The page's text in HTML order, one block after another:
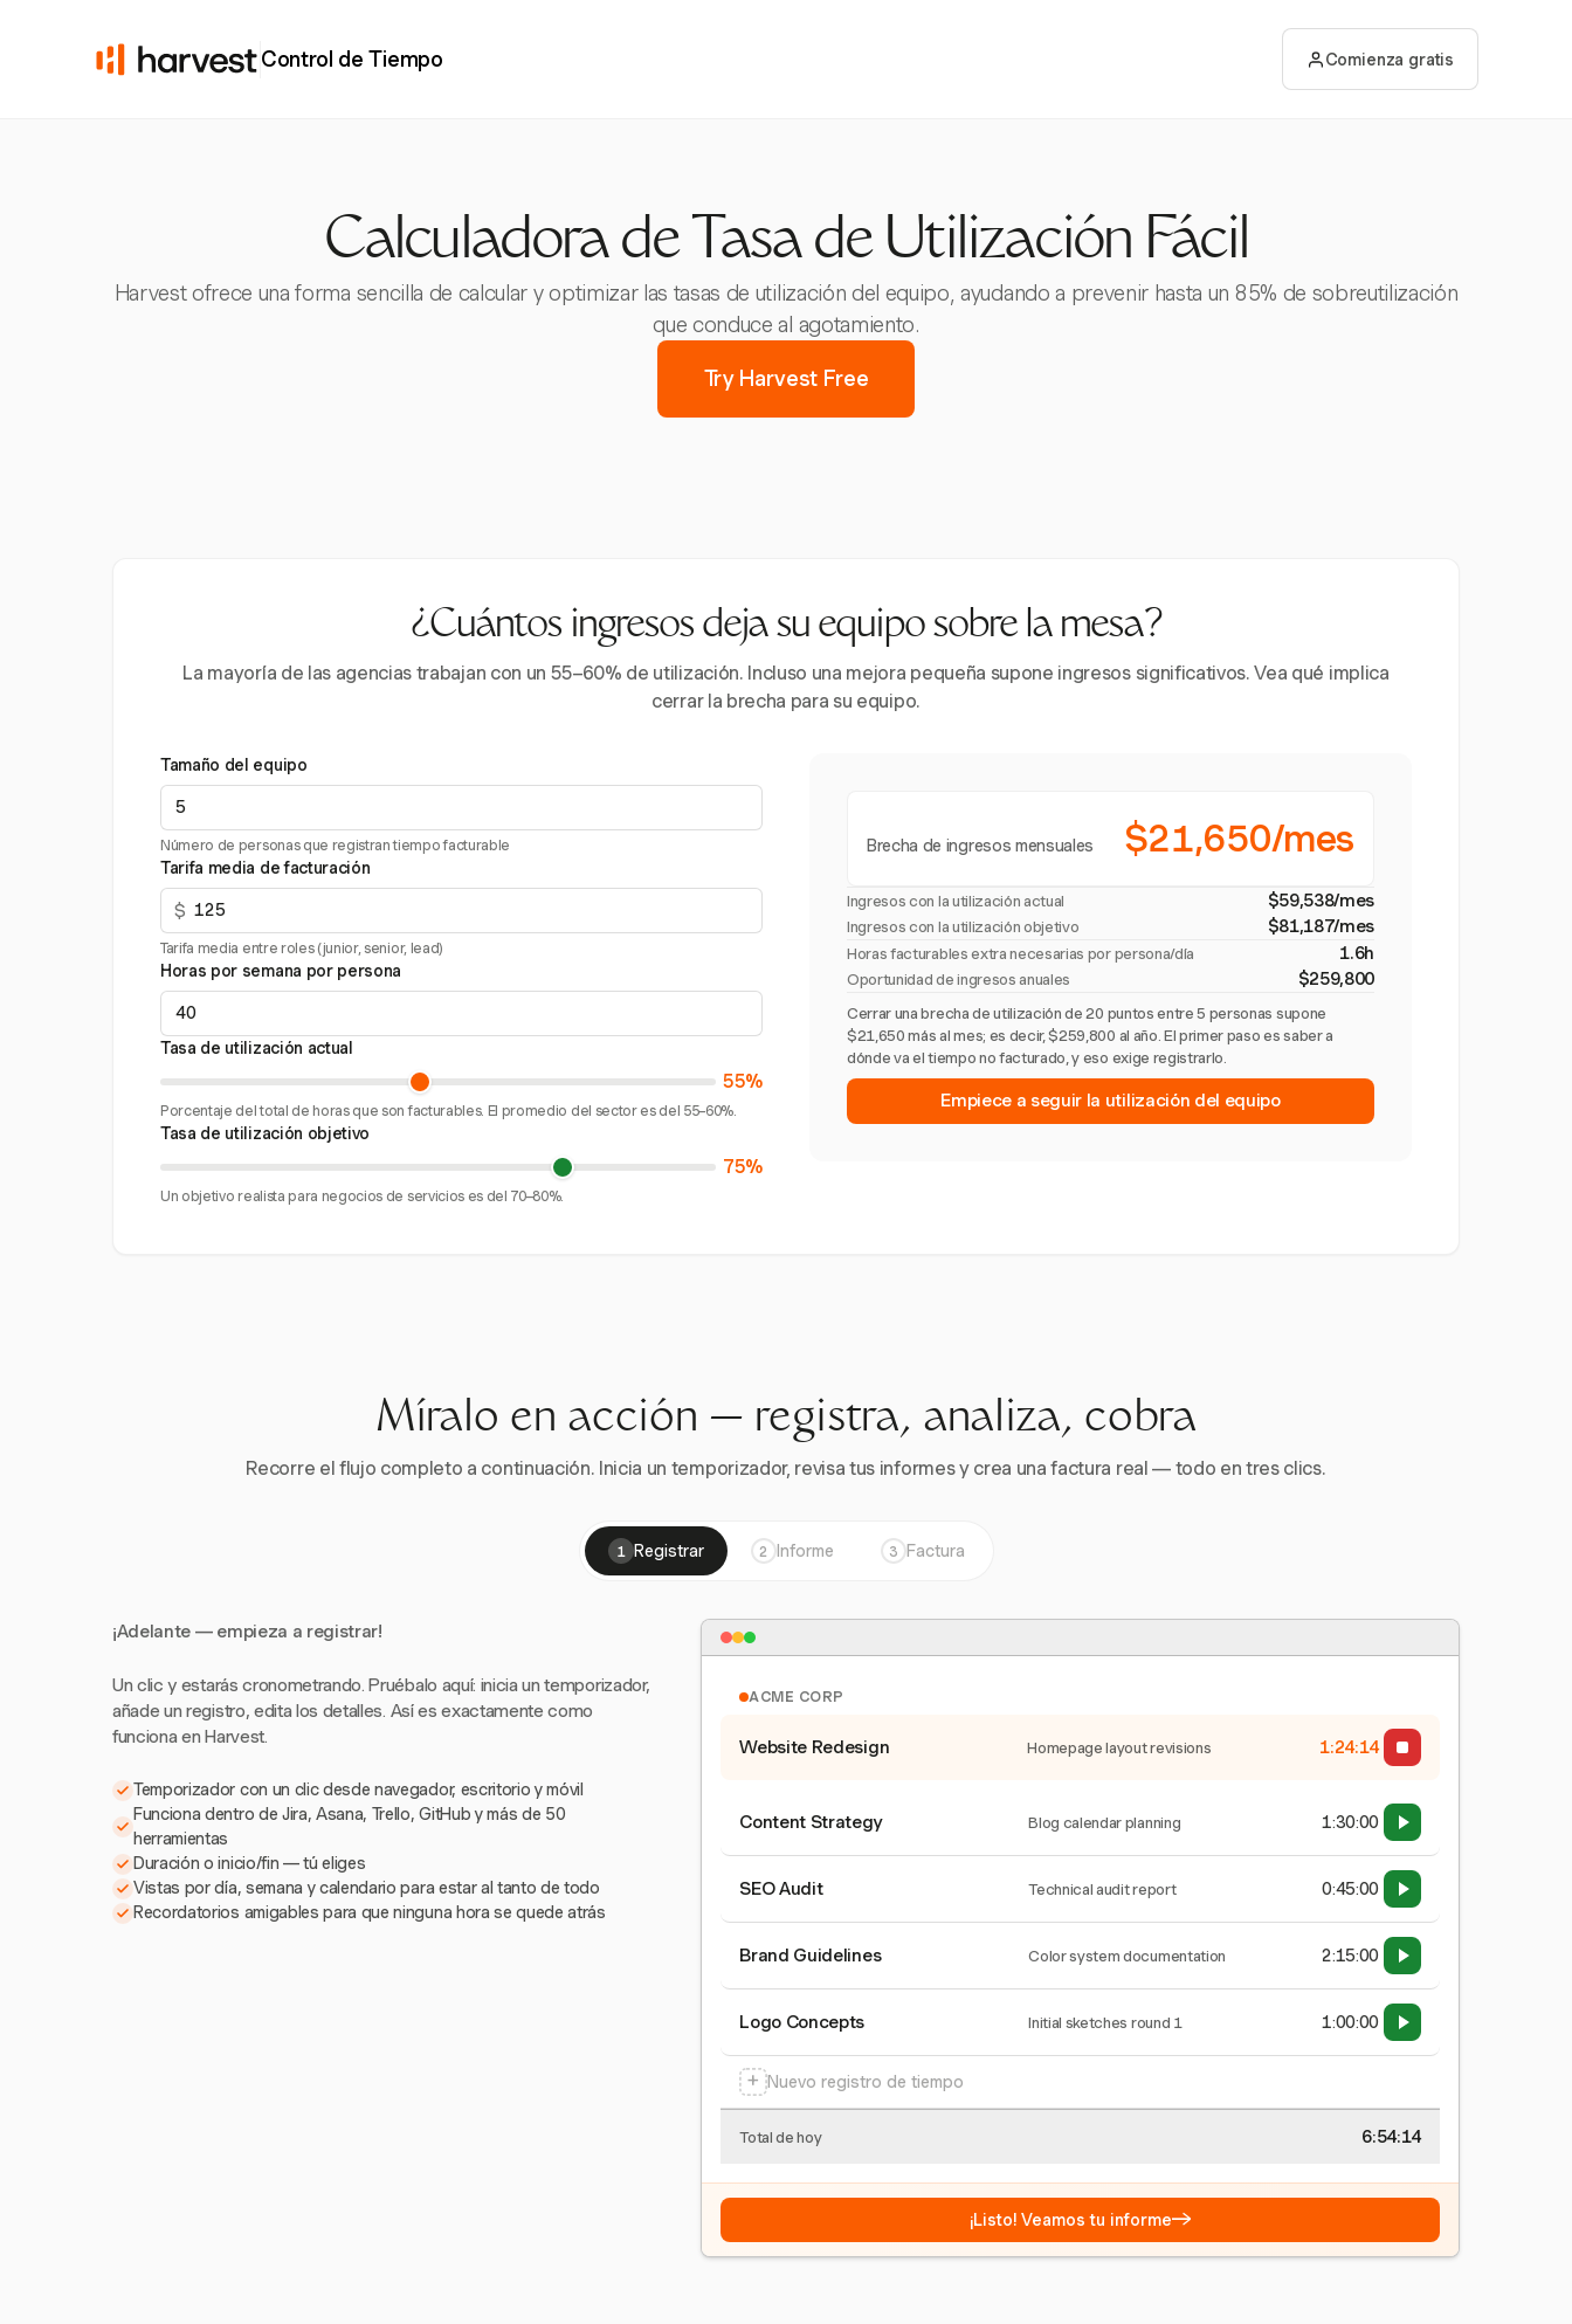
Control de Tiempo Comienza gratis
Calculadora de Tasa de Utilización Fácil
Harvest ofrece una forma sencilla de calcular y optimizar las tasas de utilización del equipo, ayudando a prevenir hasta un 85% de sobreutilización
que conduce al agotamiento.
Try Harvest Free
¿Cuántos ingresos deja su equipo sobre la mesa?
La mayoría de las agencias trabajan con un 55–60% de utilización. Incluso una mejora pequeña supone ingresos significativos. Vea qué implica
cerrar la brecha para su equipo.
Tamaño del equipo
Número de personas que registran tiempo facturable
Tarifa media de facturación
$
Tarifa media entre roles (junior, senior, lead)
Horas por semana por persona
Tasa de utilización actual
55%
Porcentaje del total de horas que son facturables. El promedio del sector es del 55–60%.
Tasa de utilización objetivo
75%
Un objetivo realista para negocios de servicios es del 70–80%.
Brecha de ingresos mensuales $21,650/mes
Ingresos con la utilización actual $59,538/mes
Ingresos con la utilización objetivo $81,187/mes
Horas facturables extra necesarias por persona/día 1.6h
Oportunidad de ingresos anuales $259,800
Cerrar una brecha de utilización de 20 puntos entre 5 personas supone
$21,650 más al mes; es decir, $259,800 al año. El primer paso es saber a
dónde va el tiempo no facturado, y eso exige registrarlo.
Empiece a seguir la utilización del equipo
Míralo en acción — registra, analiza, cobra
Recorre el flujo completo a continuación. Inicia un temporizador, revisa tus informes y crea una factura real — todo en tres clics.
1 Registrar 2 Informe 3 Factura
¡Adelante — empieza a registrar!
Un clic y estarás cronometrando. Pruébalo aquí: inicia un temporizador,
añade un registro, edita los detalles. Así es exactamente como
funciona en Harvest.
Temporizador con un clic desde navegador, escritorio y móvil
Funciona dentro de Jira, Asana, Trello, GitHub y más de 50
herramientas
Duración o inicio/fin — tú eliges
Vistas por día, semana y calendario para estar al tanto de todo
Recordatorios amigables para que ninguna hora se quede atrás
ACME CORP
Website Redesign Homepage layout revisions 1:24:15
Content Strategy Blog calendar planning 1:30:00
SEO Audit Technical audit report 0:45:00
Brand Guidelines Color system documentation 2:15:00
Logo Concepts Initial sketches round 1 1:00:00
+ Nuevo registro de tiempo
Total de hoy 6:54:15
¡Listo! Veamos tu informe→